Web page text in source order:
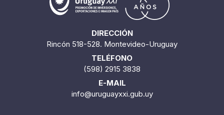
DIRECCIÓN
Rincón 518-528. Montevideo-Uruguay
TELÉFONO
(598) 2915 3838
E-MAIL
info@uruguayxxi.gub.uy